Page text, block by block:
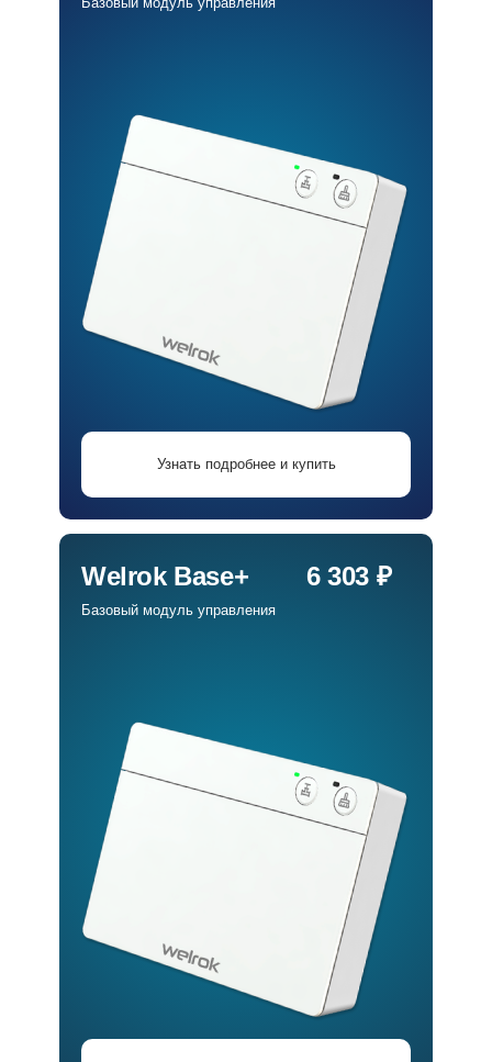
Узнать подробнее и купить
Welrok Base+ 6 303 ₽
Базовый модуль управления